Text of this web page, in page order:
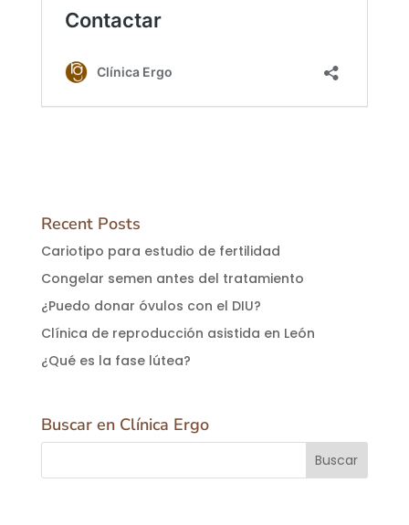
Recent Posts
Cariotipo para estudio de fertilidad
Congelar semen antes del tratamiento
¿Puedo donar óvulos con el DIU?
Clínica de reproducción asistida en León
¿Qué es la fase lútea?
Buscar en Clínica Ergo